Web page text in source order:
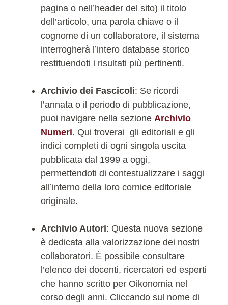
pagina o nell’header del sito) il titolo
dell’articolo, una parola chiave o il
cognome di un collaboratore, il sistema
interrogherà l’intero database storico
restituendoti i risultati più pertinenti.
Archivio dei Fascicoli: Se ricordi
l’annata o il periodo di pubblicazione,
puoi navigare nella sezione Archivio
Numeri. Qui troverai gli editoriali e gli
indici completi di ogni singola uscita
pubblicata dal 1999 a oggi,
permettendoti di contestualizzare i saggi
all’interno della loro cornice editoriale
originale.
Archivio Autori: Questa nuova sezione
è dedicata alla valorizzazione dei nostri
collaboratori. È possibile consultare
l’elenco dei docenti, ricercatori ed esperti
che hanno scritto per Oikonomia nel
corso degli anni. Cliccando sul nome di